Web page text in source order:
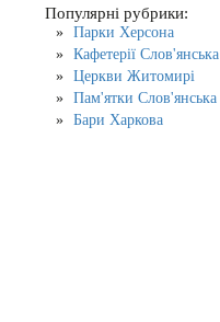
Популярні рубрики:
Парки Херсона
Кафетерії Слов'янська
Церкви Житомирі
Пам'ятки Слов'янська
Бари Харкова